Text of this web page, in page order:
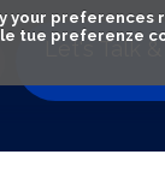
your preferences
tue preferenze
Let's Talk